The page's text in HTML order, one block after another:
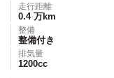
走行距離
0.4 万km
整備
整備付き
排気量
1200cc